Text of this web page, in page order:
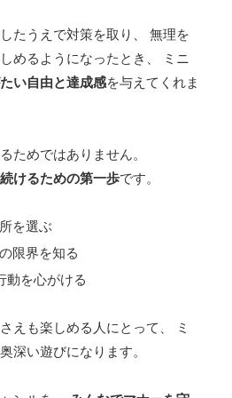
たうえで対策を取り、 無理を
めるようになったとき、 ミニ
い自由と達成感を与えてくれま
ためではありません。
けるための第一歩です。
を選ぶ
限界を知る
動を心がける
えも楽しめる人にとって、 ミ
深い遊びになります。